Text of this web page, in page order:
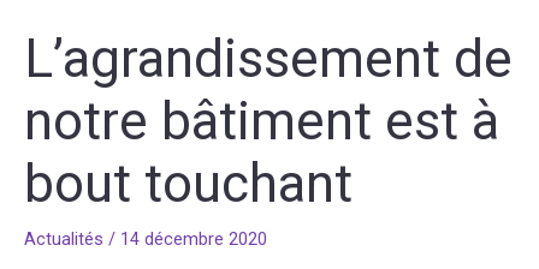
L’agrandissement de
notre bâtiment est à
bout touchant
Actualités / 14 décembre 2020